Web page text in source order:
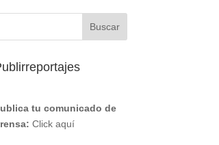
tu comunicado de
Click aquí